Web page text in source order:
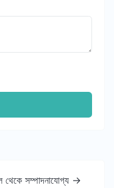
থেকে সম্পাদনাযোগ্য ->